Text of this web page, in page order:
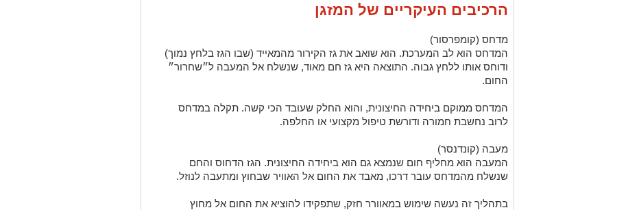
הרכיבים העיקריים של המזגן
מדחס (קומפרסור)
המדחס הוא לב המערכת. הוא שואב את גז הקירור מהמאייד (שבו הגז בלחץ נמוך)
ודוחס אותו ללחץ גבוה. התוצאה היא גז חם מאוד, שנשלח אל המעבה ל״שחרור״
החום.
המדחס ממוקם ביחידה החיצונית, והוא החלק שעובד הכי קשה. תקלה במדחס
לרוב נחשבת חמורה ודורשת טיפול מקצועי או החלפה.
מעבה (קונדנסר)
המעבה הוא מחליף חום שנמצא גם הוא ביחידה החיצונית. הגז הדחוס והחם
שנשלח מהמדחס עובר דרכו, מאבד את החום אל האוויר שבחוץ ומתעבה לנוזל.
בתהליך זה נעשה שימוש במאוורר חזק, שתפקידו להוציא את החום אל מחוץ